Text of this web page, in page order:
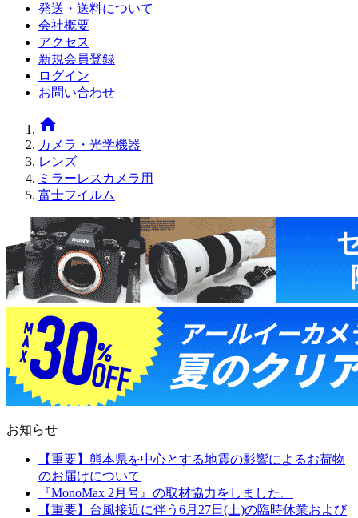
発送・送料について
会社概要
アクセス
新規会員登録
ログイン
お問い合わせ
home
カメラ・光学機器
レンズ
ミラーレスカメラ用
富士フイルム
お知らせ
【重要】熊本県を中心とする地震の影響によるお荷物
のお届けについて
『MonoMax 2月号』の取材協力をしました。
【重要】台風接近に伴う6月27日(土)の臨時休業および